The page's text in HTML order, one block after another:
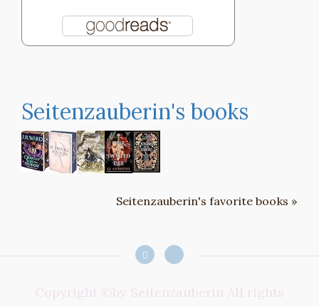
Seitenzauberin's books
Seitenzauberin's favorite books »
Copyright ©by Seitenzauberin All rights